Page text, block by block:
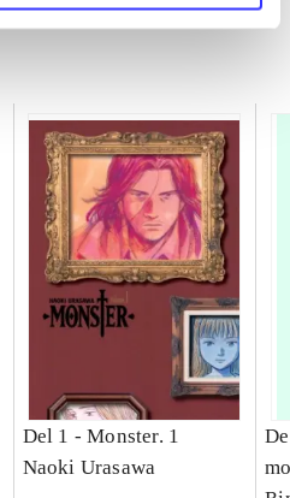
Del 1 -Monster. 1
Naoki Urasawa